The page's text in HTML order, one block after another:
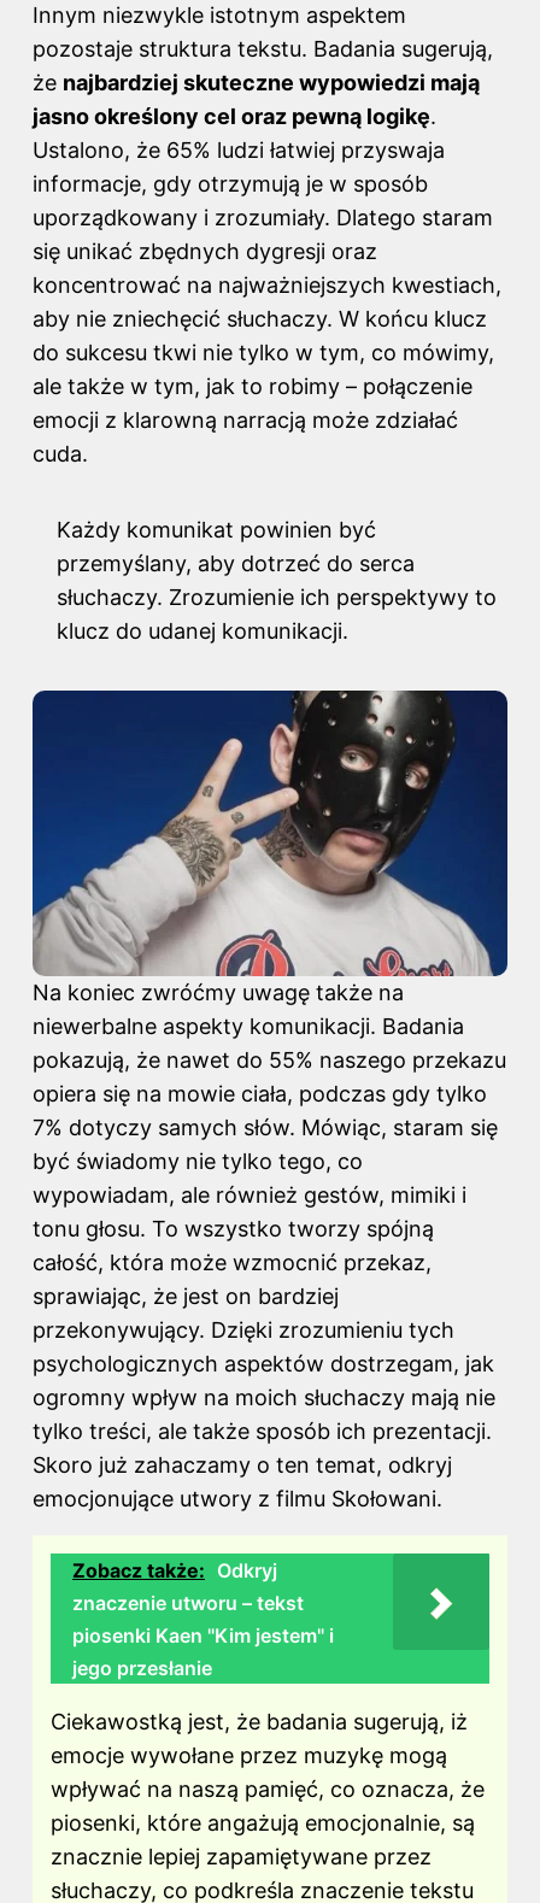
Innym niezwykle istotnym aspektem
pozostaje struktura tekstu. Badania sugerują,
że najbardziej skuteczne wypowiedzi mają
jasno określony cel oraz pewną logikę.
Ustalono, że 65% ludzi łatwiej przyswaja
informacje, gdy otrzymują je w sposób
uporządkowany i zrozumiały. Dlatego staram
się unikać zbędnych dygresji oraz
koncentrować na najważniejszych kwestiach,
aby nie zniechęcić słuchaczy. W końcu klucz
do sukcesu tkwi nie tylko w tym, co mówimy,
ale także w tym, jak to robimy – połączenie
emocji z klarowną narracją może zdziałać
cuda.
Każdy komunikat powinien być
przemyślany, aby dotrzeć do serca
słuchaczy. Zrozumienie ich perspektywy to
klucz do udanej komunikacji.
Na koniec zwróćmy uwagę także na
niewerbalne aspekty komunikacji. Badania
pokazują, że nawet do 55% naszego przekazu
opiera się na mowie ciała, podczas gdy tylko
7% dotyczy samych słów. Mówiąc, staram się
być świadomy nie tylko tego, co
wypowiadam, ale również gestów, mimiki i
tonu głosu. To wszystko tworzy spójną
całość, która może wzmocnić przekaz,
sprawiając, że jest on bardziej
przekonywujący. Dzięki zrozumieniu tych
psychologicznych aspektów dostrzegam, jak
ogromny wpływ na moich słuchaczy mają nie
tylko treści, ale także sposób ich prezentacji.
Skoro już zahaczamy o ten temat, odkryj
emocjonujące utwory z filmu Skołowani.
Zobacz także: Odkryj
znaczenie utworu – tekst
piosenki Kaen "Kim jestem" i
jego przesłanie
Ciekawostką jest, że badania sugerują, iż
emocje wywołane przez muzykę mogą
wpływać na naszą pamięć, co oznacza, że
​​piosenki, które angażują emocjonalnie, są
znacznie lepiej zapamiętywane przez
słuchaczy, co podkreśla znaczenie tekstu